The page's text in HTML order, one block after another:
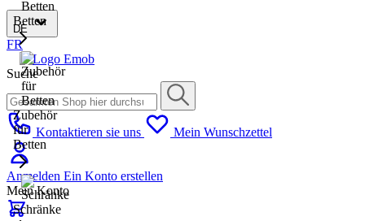
DE
FR
Suche
Kontaktieren sie uns Mein Wunschzettel
Anmelden Ein Konto erstellen
Mein Konto
Betten
Zubehör
für
Betten
Schränke